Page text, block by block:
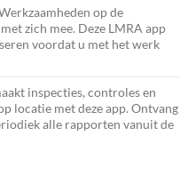
op de
zich mee. Deze LMRA app
voordat u met het werk
inspecties, controles en
locatie met deze app. Ontvang
alle rapporten vanuit de